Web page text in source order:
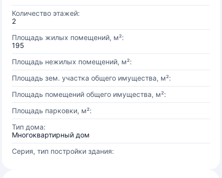
Количество этажей:
2
Площадь жилых помещений, м²:
195
Площадь нежилых помещений, м²:
Площадь зем. участка общего имущества, м²:
Площадь помещений общего имущества, м²:
Площадь парковки, м²:
Тип дома:
Многоквартирный дом
Серия, тип постройки здания: